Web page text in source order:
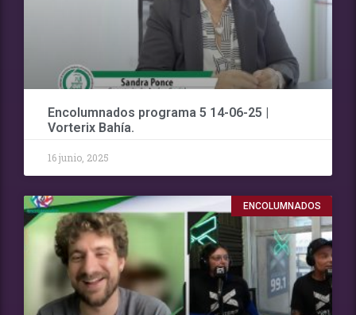
Encolumnados programa 5 14-06-25 |
Vorterix Bahía.
16 junio, 2025
ENCOLUMNADOS